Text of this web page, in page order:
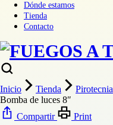
Dónde estamos
Tienda
Contacto
Inicio Tienda Pirotecnia
Bomba de luces 8″
Compartir
Print